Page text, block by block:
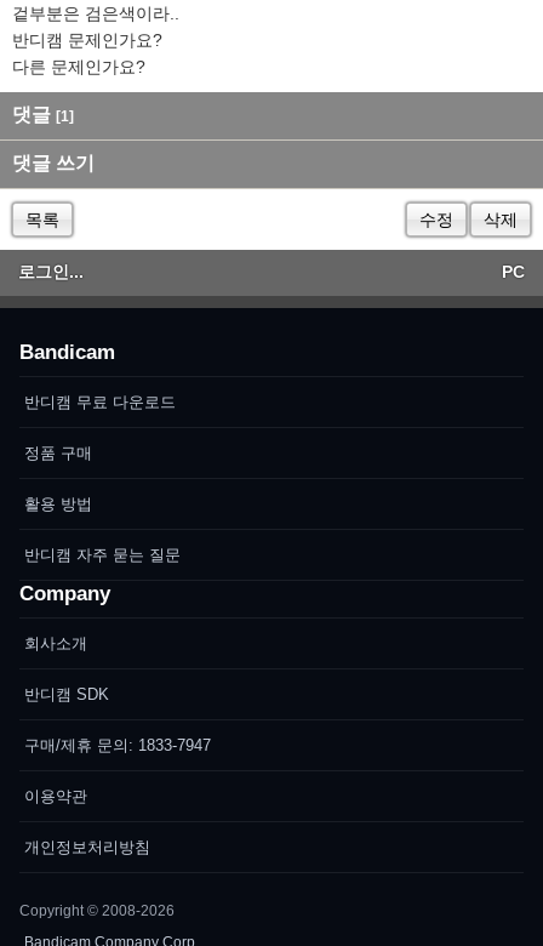
겉부분은 검은색이라..
반디캠 문제인가요?
다른 문제인가요?
댓글 [1]
댓글 쓰기
목록 수정 삭제
로그인... PC
Bandicam
반디캠 무료 다운로드
정품 구매
활용 방법
반디캠 자주 묻는 질문
Company
회사소개
반디캠 SDK
구매/제휴 문의: 1833-7947
이용약관
개인정보처리방침
Copyright © 2008-2026
Bandicam Company Corp.